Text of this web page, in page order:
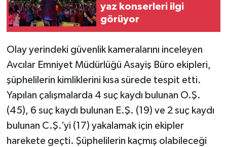
yaz konserleri ilgi
görüyor
Olay yerindeki güvenlik kameralarını inceleyen
Avcılar Emniyet Müdürlüğü Asayiş Büro ekipleri,
şüphelilerin kimliklerini kısa sürede tespit etti.
Yapılan çalışmalarda 4 suç kaydı bulunan O.Ş.
(45), 6 suç kaydı bulunan E.Ş. (19) ve 2 suç kaydı
bulunan C.Ş.’yi (17) yakalamak için ekipler
harekete geçti. Şüphelilerin kaçmış olabileceği